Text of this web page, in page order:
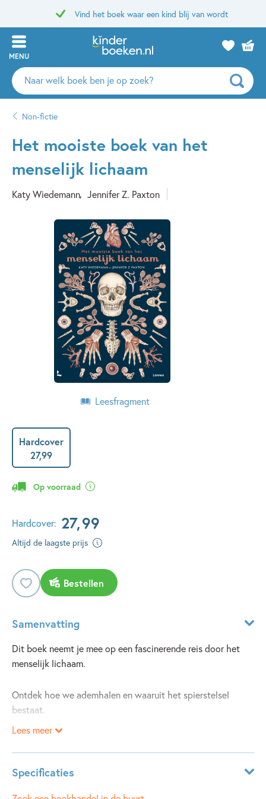
Vind het boek waar een kind blij van wordt
MENU
Zoeken
naar
auteurs
uitgevers
Non-fictie
Het mooiste boek van het
menselijk lichaam
Katy Wiedemann Jennifer Z. Paxton
Leesfragment
Hardcover
27,99
Op voorraad
Hardcover: 27,99
Altijd de laagste prijs
Bestellen
Samenvatting
Dit boek neemt je mee op een fascinerende reis door het
menselijk lichaam.
Ontdek hoe we ademhalen en waaruit het spierstelsel
bestaat.
Kom alles te weten over de zintuigen en de werking van ons
Krijg antwoord op boeiende vragen, zoals:
Lees meer
Specificaties